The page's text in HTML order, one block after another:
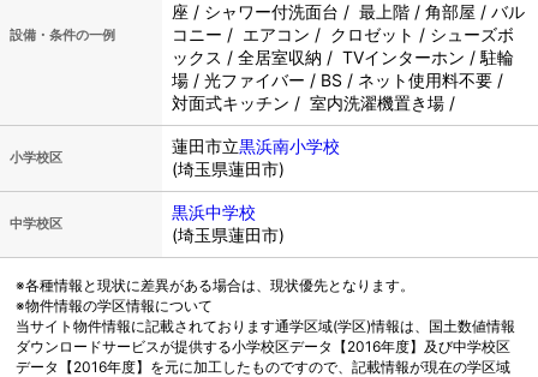
設備・条件の一例
座 / シャワー付洗面台 / 最上階 / 角部屋 / バル
コニー / エアコン / クロゼット / シューズボ
ックス / 全居室収納 / TVインターホン / 駐輪
場 / 光ファイバー / BS / ネット使用料不要 /
対面式キッチン / 室内洗濯機置き場 /
小学校区
蓮田市立黒浜南小学校
(埼玉県蓮田市)
中学校区
黒浜中学校
(埼玉県蓮田市)
※各種情報と現状に差異がある場合は、現状優先となります。
※物件情報の学区情報について
当サイト物件情報に記載されております通学区域(学区)情報は、国土数値情報
ダウンロードサービスが提供する小学校区データ【2016年度】及び中学校区
データ【2016年度】を元に加工したものですので、記載情報が現在の学区域